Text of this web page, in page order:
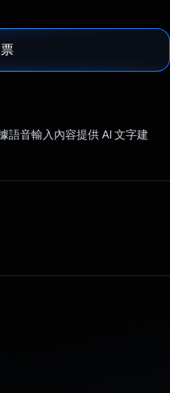
語音輸入內容提供 AI 文字建